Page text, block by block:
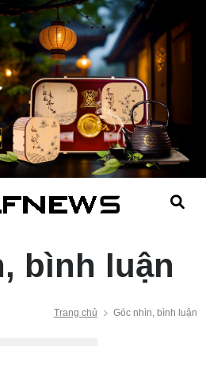
bình luận
Trang chủ Góc nhìn, bình luận